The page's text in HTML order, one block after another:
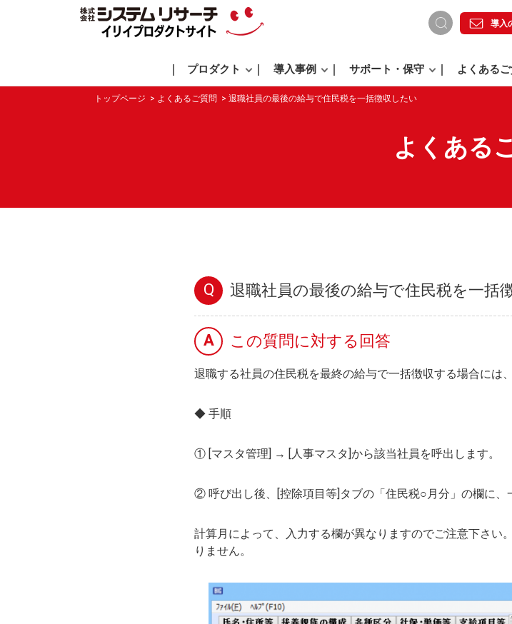
導入
プロダクト 導入事例 サポート・保守 よくある
トップページ よくあるご質問 退職社員の最後の給与で住民税を一括徴収したい
よくある
Q 退職社員の最後の給与で住民税を一括
A この質問に対する回答
退職する社員の住民税を最終の給与で一括徴収する場合には
◆ 手順
① [マスタ管理] → [人事マスタ]から該当社員を呼出します。
② 呼び出し後、[控除項目等]タブの「住民税○月分」の欄に、
計算月によって、入力する欄が異なりますのでご注意下さい
りません。